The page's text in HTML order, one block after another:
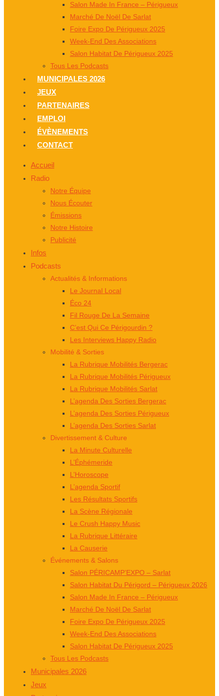
Salon Made In France – Périgueux
Marché De Noël De Sarlat
Foire Expo De Périgueux 2025
Week-End Des Associations
Salon Habitat De Périgueux 2025
Tous Les Podcasts
MUNICIPALES 2026
JEUX
PARTENAIRES
EMPLOI
ÉVÈNEMENTS
CONTACT
Accueil
Radio
Notre Équipe
Nous Écouter
Émissions
Notre Histoire
Publicité
Infos
Podcasts
Actualités & Informations
Le Journal Local
Éco 24
Fil Rouge De La Semaine
C’est Qui Ce Périgourdin ?
Les Interviews Happy Radio
Mobilité & Sorties
La Rubrique Mobilités Bergerac
La Rubrique Mobilités Périgueux
La Rubrique Mobilités Sarlat
L’agenda Des Sorties Bergerac
L’agenda Des Sorties Périgueux
L’agenda Des Sorties Sarlat
Divertissement & Culture
La Minute Culturelle
L’Éphémeride
L’Horoscope
L’agenda Sportif
Les Résultats Sportifs
La Scène Régionale
Le Crush Happy Music
La Rubrique Littéraire
La Causerie
Événements & Salons
Salon PÉRICAMP’EXPO – Sarlat
Salon Habitat Du Périgord – Périgueux 2026
Salon Made In France – Périgueux
Marché De Noël De Sarlat
Foire Expo De Périgueux 2025
Week-End Des Associations
Salon Habitat De Périgueux 2025
Tous Les Podcasts
Municipales 2026
Jeux